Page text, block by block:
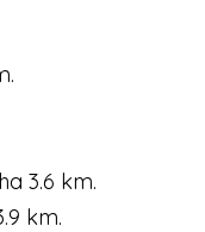
3.6 km.
km.